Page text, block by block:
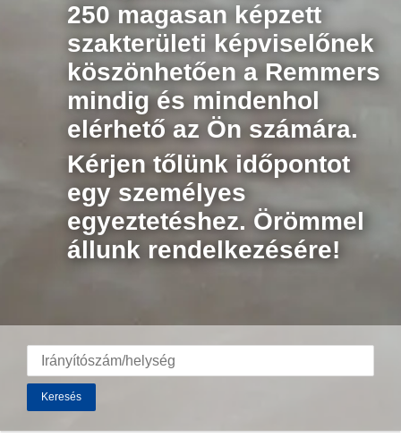
250 magasan képzett
szakterületi képviselőnek
köszönhetően a Remmers
mindig és mindenhol
elérhető az Ön számára.
Kérjen tőlünk időpontot
egy személyes
egyeztetéshez. Örömmel
állunk rendelkezésére!
Keresés